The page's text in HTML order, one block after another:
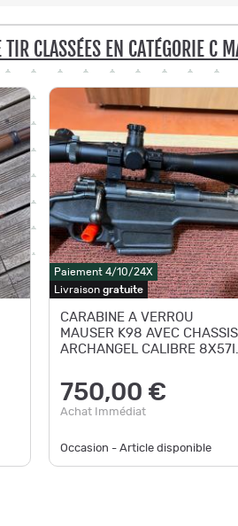
CLASSÉES EN CATÉGORIE C
Paiement 4/10/24X
Livraison gratuite
CARABINE A VERROU
MAUSER K98 AVEC CHASSIS
ARCHANGEL CALIBRE
750,00 €
Achat Immédiat
Occasion - Article disponible